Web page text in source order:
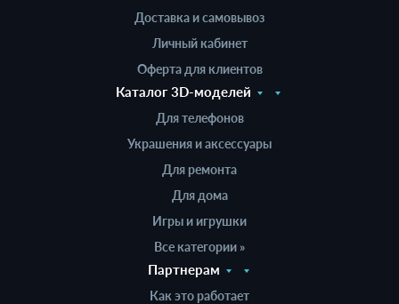
Доставка и самовывоз
Личный кабинет
Оферта для клиентов
Каталог 3D-моделей
Для телефонов
Украшения и аксессуары
Для ремонта
Для дома
Игры и игрушки
Все категории »
Партнерам
Как это работает